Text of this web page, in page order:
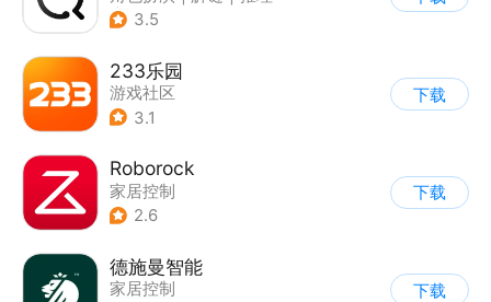
| 文字游戏
3.5
233乐园
游戏社区
3.1
下载
Roborock
家居控制
2.6
下载
德施曼智能
家居控制
下载